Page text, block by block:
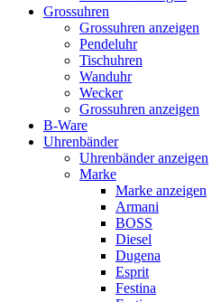
Grossuhren
Grossuhren anzeigen
Pendeluhr
Tischuhren
Wanduhr
Wecker
Grossuhren anzeigen
B-Ware
Uhrenbänder
Uhrenbänder anzeigen
Marke
Marke anzeigen
Armani
BOSS
Diesel
Dugena
Esprit
Festina